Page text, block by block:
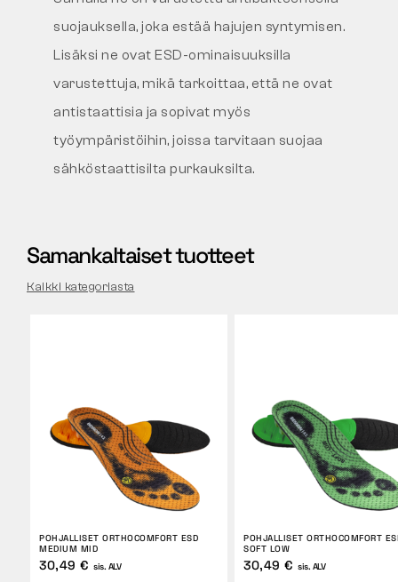
suojauksella, joka estää hajujen syntymisen.
Lisäksi ne ovat ESD-ominaisuuksilla
varustettuja, mikä tarkoittaa, että ne ovat
antistaattisia ja sopivat myös
työympäristöihin, joissa tarvitaan suojaa
sähköstaattisilta purkauksilta.
Samankaltaiset tuotteet
Kaikki kategoriasta
POHJALLISET ORTHOCOMFORT ESD
MEDIUM MID
30,49 € sis. ALV
POHJALLISET ORTHOCOMFORT
SOFT LOW
30,49 € sis. ALV